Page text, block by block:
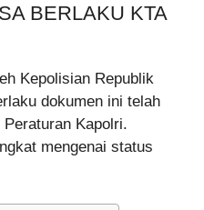
BERLAKU KTA
Kepolisian Republik
dokumen ini telah
Kapolri.
mengenai status